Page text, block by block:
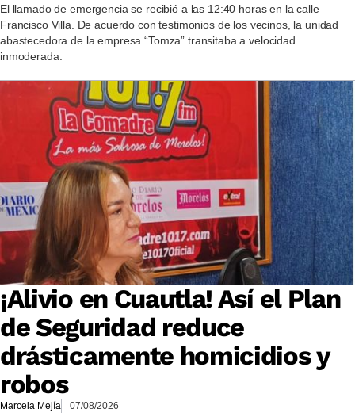
El llamado de emergencia se recibió a las 12:40 horas en la calle
Francisco Villa. De acuerdo con testimonios de los vecinos, la unidad
abastecedora de la empresa “Tomza” transitaba a velocidad
inmoderada.
¡Alivio en Cuautla! Así el Plan
de Seguridad reduce
drásticamente homicidios y
robos
Marcela Mejía 07/08/2026